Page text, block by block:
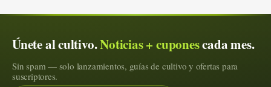
Únete al cultivo.Noticias + cuponescada mes.
Sin spam — solo lanzamientos, guías de cultivo y ofertas para
suscriptores.